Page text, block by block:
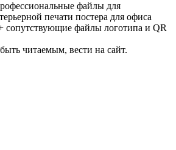
файлы для
печати постера для офиса
сопутствующие файлы логотипа и QR
читаемым, вести на сайт.